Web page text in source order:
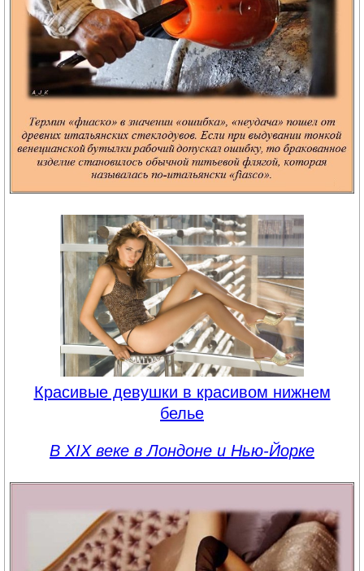
Красивые девушки в красивом нижнем
белье
В XIX веке в Лондоне и Нью-Йорке